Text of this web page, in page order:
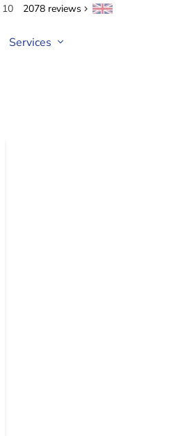
10 2078 reviews
Services